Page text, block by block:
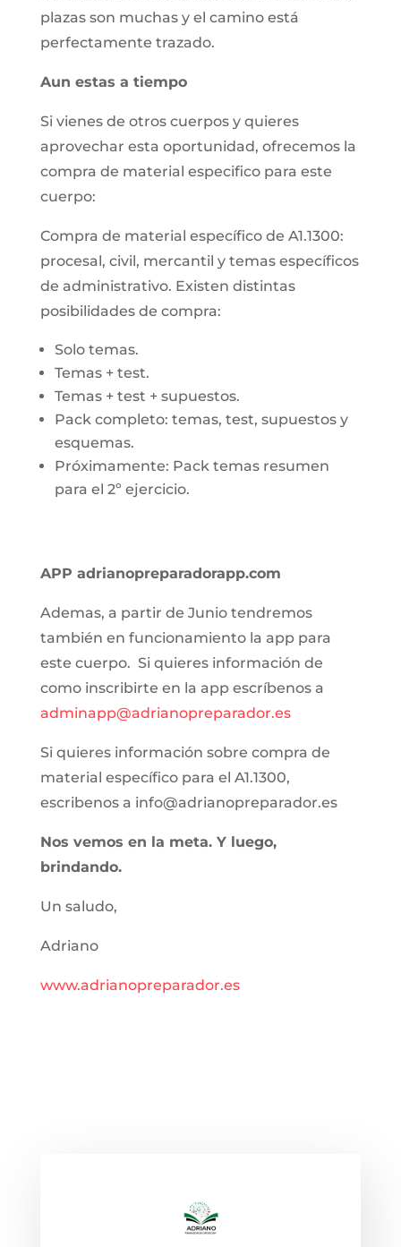
plazas son muchas y el camino está
perfectamente trazado.
Aun estas a tiempo
Si vienes de otros cuerpos y quieres
aprovechar esta oportunidad, ofrecemos la
compra de material especifico para este
cuerpo:
Compra de material específico de A1.1300:
procesal, civil, mercantil y temas específicos
de administrativo. Existen distintas
posibilidades de compra:
Solo temas.
Temas + test.
Temas + test + supuestos.
Pack completo: temas, test, supuestos y
esquemas.
Próximamente: Pack temas resumen
para el 2º ejercicio.
APP adrianopreparadorapp.com
Ademas, a partir de Junio tendremos
también en funcionamiento la app para
este cuerpo. Si quieres información de
como inscribirte en la app escríbenos a
adminapp@adrianopreparador.es
Si quieres información sobre compra de
material específico para el A1.1300,
escribenos a info@adrianopreparador.es
Nos vemos en la meta. Y luego,
brindando.
Un saludo,
Adriano
www.adrianopreparador.es